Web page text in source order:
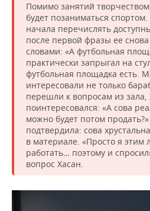
Помимо занятий
будет позаниматься
начала перечислять
после первой фразы ее
словами: «А футбольная
практически запрыгал на
футбольная площадка есть.
интересовали не только
перешли к вопросам из зала,
поинтересовался: «А сова
можно будет потом
подтвердила: сова
в материале. «Просто я этим
работать… поэтому и
вопрос Хасан.